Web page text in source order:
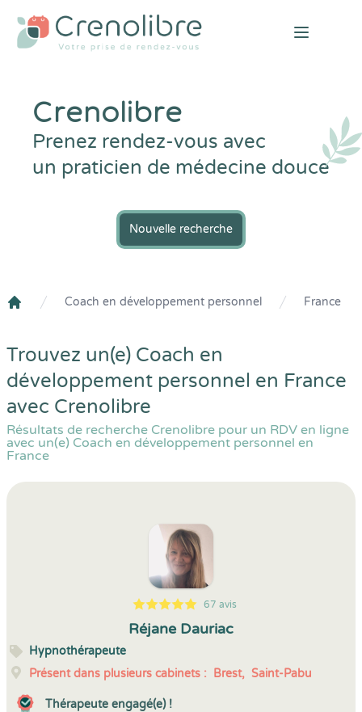
Open
Crenolibre
Prenez rendez-vous avec
un praticien de médecine douce
Nouvelle recherche
Coach en développement personnel France
Trouvez un(e) Coach en
développement personnel en France
avec Crenolibre
Résultats de recherche Crenolibre pour un RDV en ligne
avec un(e) Coach en développement personnel en
France
5
1
5
67 67 avis
Réjane Dauriac
Hypnothérapeute
Présent dans plusieurs cabinets : Brest, Saint-Pabu
Thérapeute engagé(e) !